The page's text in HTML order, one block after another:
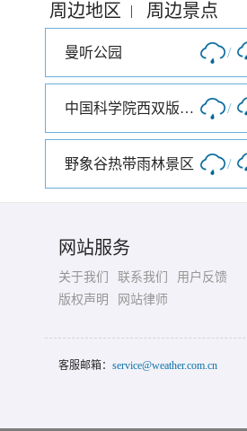
周边地区 | 周边景点
曼听公园 /
中国科学院西双版纳热带植物园西门 /
野象谷热带雨林景区 /
网站服务
关于我们 联系我们
用户反馈
版权声明
网站律师
客服邮箱： service@weather.com.cn